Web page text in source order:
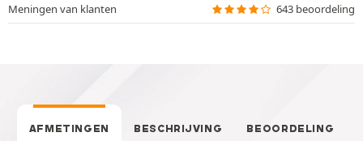
Meningen van klanten
643 beoordeling
AFMETINGEN BESCHRIJVING BEOORDELING